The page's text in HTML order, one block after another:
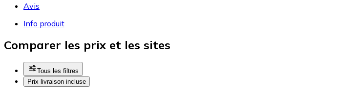
Avis
Info produit
Comparer les prix et les sites
Tous les filtres
Prix livraison incluse